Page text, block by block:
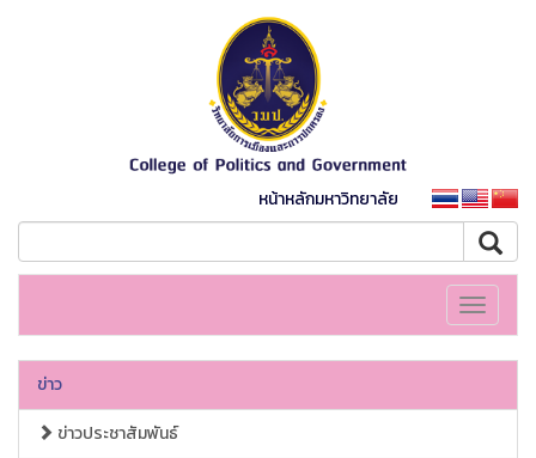
หน้าหลักมหาวิทยาลัย
Toggle
ข่าว
ข่าวประชาสัมพันธ์